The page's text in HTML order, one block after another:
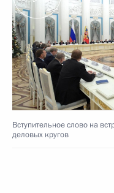
Вступительное слово на
деловых кругов